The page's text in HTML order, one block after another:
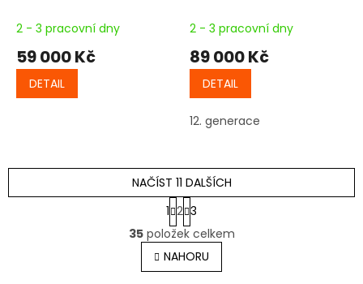
2 - 3 pracovní dny
59 000 Kč
DETAIL
2 - 3 pracovní dny
89 000 Kč
DETAIL
12. generace
O
v
l
á
NAČÍST 11 DALŠÍCH
S
t
r
á
n
k
1 2 3
35položek celkem
NAHORU